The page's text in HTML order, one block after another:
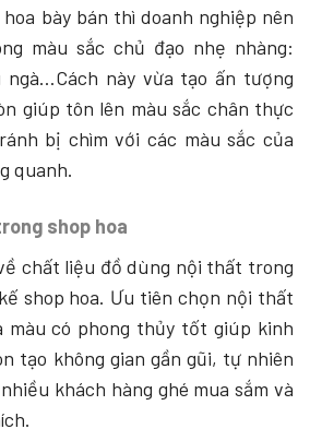
bày bán thì doanh nghiệp nên
màu sắc chủ đạo nhẹ nhàng:
ngà…Cách này vừa tạo ấn tượng
giúp tôn lên màu sắc chân thực
bị chìm với các màu sắc của
quanh.
shop hoa
chất liệu đồ dùng nội thất trong
shop hoa. Ưu tiên chọn nội thất
màu có phong thủy tốt giúp kinh
tạo không gian gần gũi, tự nhiên
khách hàng ghé mua sắm và